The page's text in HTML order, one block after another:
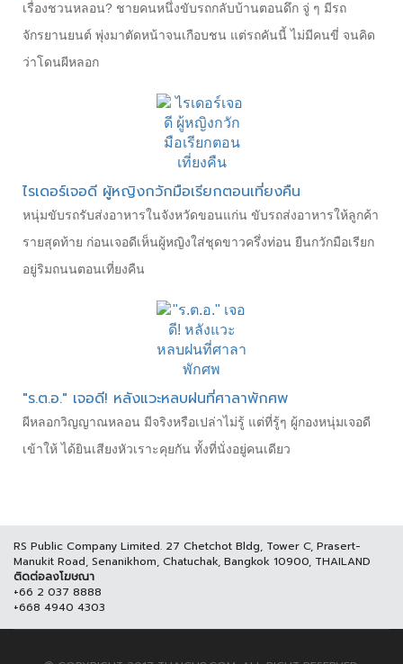
เรื่องชวนหลอน? ชายคนหนึ่งขับรถกลับบ้านตอนดึก จู่ ๆ มีรถ
จักรยานยนต์ พุ่งมาตัดหน้าจนเกือบชน แต่รถคันนี้ ไม่มีคนขี่ จนคิด
ว่าโดนผีหลอก
ไรเดอร์เจอดี ผู้หญิงกวักมือเรียกตอนเที่ยงคืน
หนุ่มขับรถรับส่งอาหารในจังหวัดขอนแก่น ขับรถส่งอาหารให้ลูกค้า
รายสุดท้าย ก่อนเจอดีเห็นผู้หญิงใส่ชุดขาวครึ่งท่อน ยืนกวักมือเรียก
อยู่ริมถนนตอนเที่ยงคืน
"ร.ต.อ." เจอดี! หลังแวะหลบฝนที่ศาลาพักศพ
ผีหลอกวิญญาณหลอน มีจริงหรือเปล่าไม่รู้ แต่ที่รู้ๆ ผู้กองหนุ่มเจอดี
เข้าให้ ได้ยินเสียงหัวเราะคุยกัน ทั้งที่นั่งอยู่คนเดียว
RS Public Company Limited. 27 Chetchot Bldg, Tower C, Prasert-
Manukit Road, Senanikhom, Chatuchak, Bangkok 10900, THAILAND
ติดต่อลงโฆษณา
+66 2 037 8888
+668 4940 4303